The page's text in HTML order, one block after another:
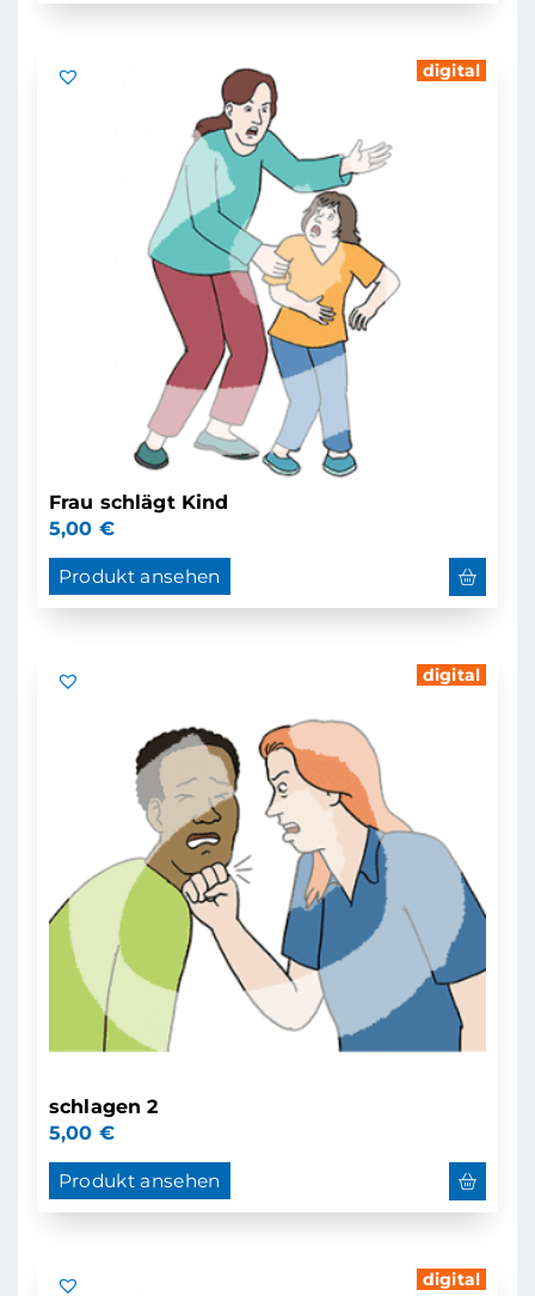
digital
Frau schlägt Kind
5,00 €
Produkt ansehen
digital
schlagen 2
5,00 €
Produkt ansehen
digital